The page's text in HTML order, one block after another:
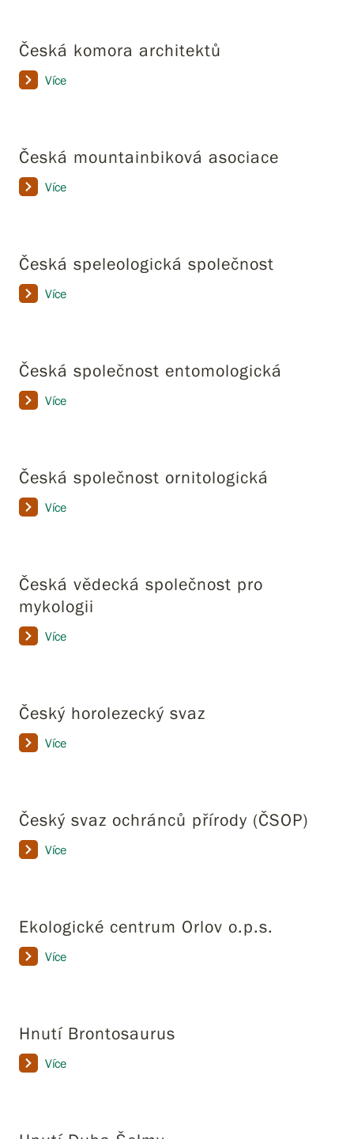
Česká komora architektů
Více
Česká mountainbiková asociace
Více
Česká speleologická společnost
Více
Česká společnost entomologická
Více
Česká společnost ornitologická
Více
Česká vědecká společnost pro
mykologii
Více
Český horolezecký svaz
Více
Český svaz ochránců přírody (ČSOP)
Více
Ekologické centrum Orlov o.p.s.
Více
Hnutí Brontosaurus
Více